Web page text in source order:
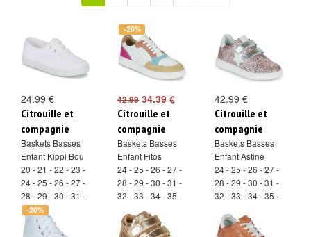
24.99 €
Citrouille et
compagnie
Baskets Basses
Enfant Kippi Bou
20 - 21 - 22 - 23 -
24 - 25 - 26 - 27 -
28 - 29 - 30 - 31 -
32 - 33
Favori
-20%
42.9934.39 €
Citrouille et
compagnie
Baskets Basses
Enfant Fitos
24 - 25 - 26 - 27 -
28 - 29 - 30 - 31 -
32 - 33 - 34 - 35 -
36 - 37 - 38
Favori
42.99 €
Citrouille et
compagnie
Baskets Basses
Enfant Astine
24 - 25 - 26 - 27 -
28 - 29 - 30 - 31 -
32 - 33 - 34 - 35 -
Favori
-20%